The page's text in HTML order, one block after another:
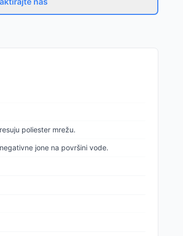
poliester mrežu.
jone na površini vode.